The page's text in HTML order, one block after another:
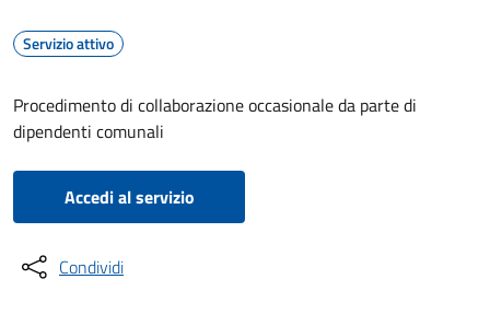
Servizio attivo
Procedimento di collaborazione occasionale da parte di
dipendenti comunali
Accedi al servizio
Condividi